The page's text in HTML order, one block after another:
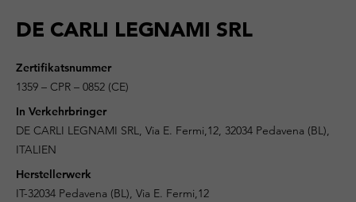
DE CARLI LEGNAMI SRL
Zertifikatsnummer
1359 – CPR – 0852 (CE)
In Verkehrbringer
DE CARLI LEGNAMI SRL, Via E. Fermi,12, 32034 Pedavena (BL),
ITALIEN
Herstellerwerk
IT-32034 Pedavena (BL), Via E. Fermi,12